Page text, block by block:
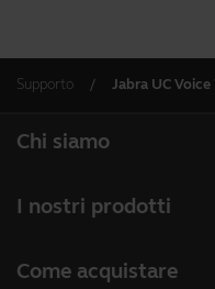
Supporto Jabra UC
Chi siamo
La sostenibilità
I nostri prodotti
Come acquistare